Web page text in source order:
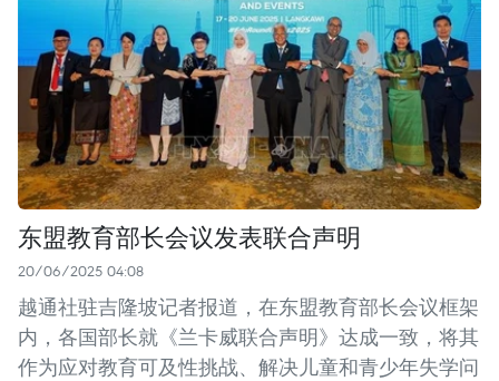
东盟教育部长会议发表联合声明
20/06/2025 04:08
越通社驻吉隆坡记者报道，在东盟教育部长会议框架
内，各国部长就《兰卡威联合声明》达成一致，将其
作为应对教育可及性挑战、解决儿童和青少年失学问